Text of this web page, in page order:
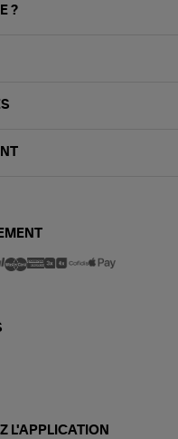
?
L'APPLICATION